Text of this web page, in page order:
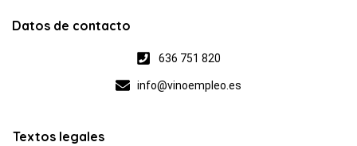
Datos de contacto
636 751 820
info@vinoempleo.es
Textos legales